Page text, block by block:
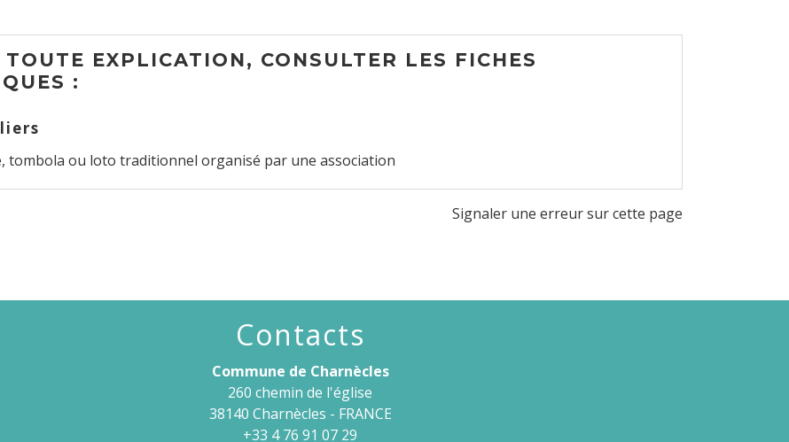
TOUTE EXPLICATION, CONSULTER LES FICHES
:
tombola ou loto traditionnel organisé par une association
Signaler une erreur sur cette page
Contacts
Commune de Charnècles
260 chemin de l'église
38140 Charnècles - FRANCE
+33 4 76 91 07 29